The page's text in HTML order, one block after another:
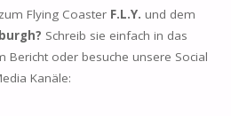
Flying Coaster F.L.Y. und dem
Schreib sie einfach in das
Bericht oder besuche unsere Social
Kanäle: